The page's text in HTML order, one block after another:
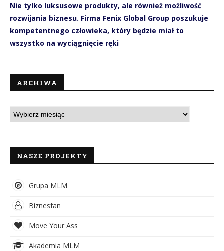
Nie tylko luksusowe produkty, ale również możliwość
rozwijania biznesu. Firma Fenix Global Group poszukuje
kompetentnego człowieka, który będzie miał to
wszystko na wyciągnięcie ręki
ARCHIWA
NASZE PROJEKTY
Grupa MLM
Biznesfan
Move Your Ass
Akademia MLM